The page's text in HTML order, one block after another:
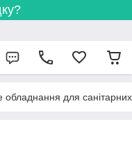
обладнання для